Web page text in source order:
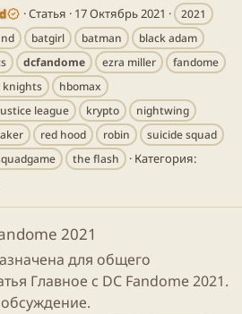
Статья 17 Октябрь 2021
2021
batgirl batman
black adam
dcfandome ezra miller
fandome
knights
hbomax
league
krypto
nightwing
red hood robin
suicide squad
the flash
Категория:
2021
для общего
Главное с DC Fandome 2021.